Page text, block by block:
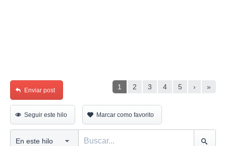
1 2 3 4 5 › »
Enviar post
Seguir este hilo Marcar como favorito